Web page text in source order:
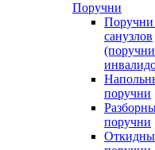
Поручни
Поручни
санузлов
поручни
поручни